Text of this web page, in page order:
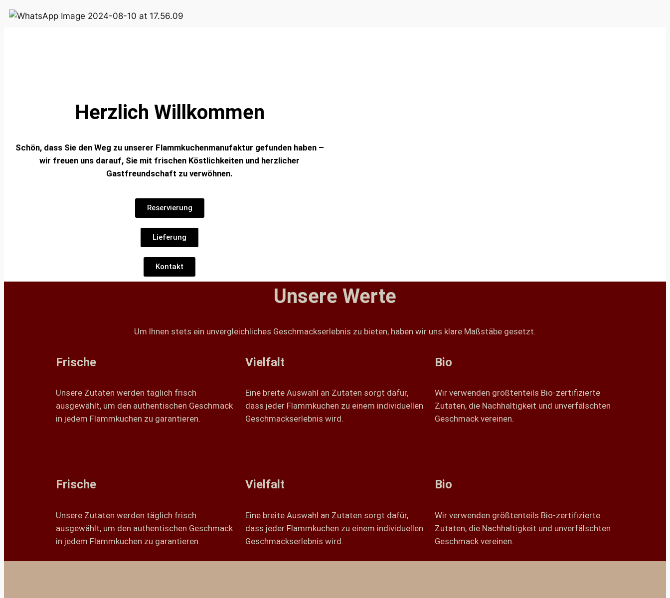
Herzlich Willkommen
Schön, dass Sie den Weg zu unserer Flammkuchenmanufaktur gefunden haben –
wir freuen uns darauf, Sie mit frischen Köstlichkeiten und herzlicher
Gastfreundschaft zu verwöhnen.
Reservierung
Lieferung
Kontakt
Unsere Werte
Um Ihnen stets ein unvergleichliches Geschmackserlebnis zu bieten, haben wir uns klare Maßstäbe gesetzt.
Frische
Unsere Zutaten werden täglich frisch
ausgewählt, um den authentischen Geschmack
in jedem Flammkuchen zu garantieren.
Vielfalt
Eine breite Auswahl an Zutaten sorgt dafür,
dass jeder Flammkuchen zu einem individuellen
Geschmackserlebnis wird.
Bio
Wir verwenden größtenteils Bio-zertifizierte
Zutaten, die Nachhaltigkeit und unverfälschten
Geschmack vereinen.
Frische
Unsere Zutaten werden täglich frisch
ausgewählt, um den authentischen Geschmack
in jedem Flammkuchen zu garantieren.
Vielfalt
Eine breite Auswahl an Zutaten sorgt dafür,
dass jeder Flammkuchen zu einem individuellen
Geschmackserlebnis wird.
Bio
Wir verwenden größtenteils Bio-zertifizierte
Zutaten, die Nachhaltigkeit und unverfälschten
Geschmack vereinen.